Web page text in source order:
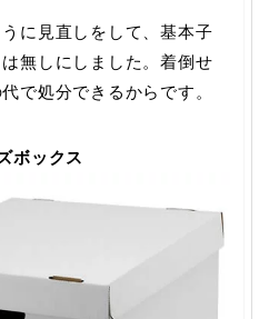
に見直しをして、基本子
無しにしました。着倒せ
で処分できるからです。
ボックス